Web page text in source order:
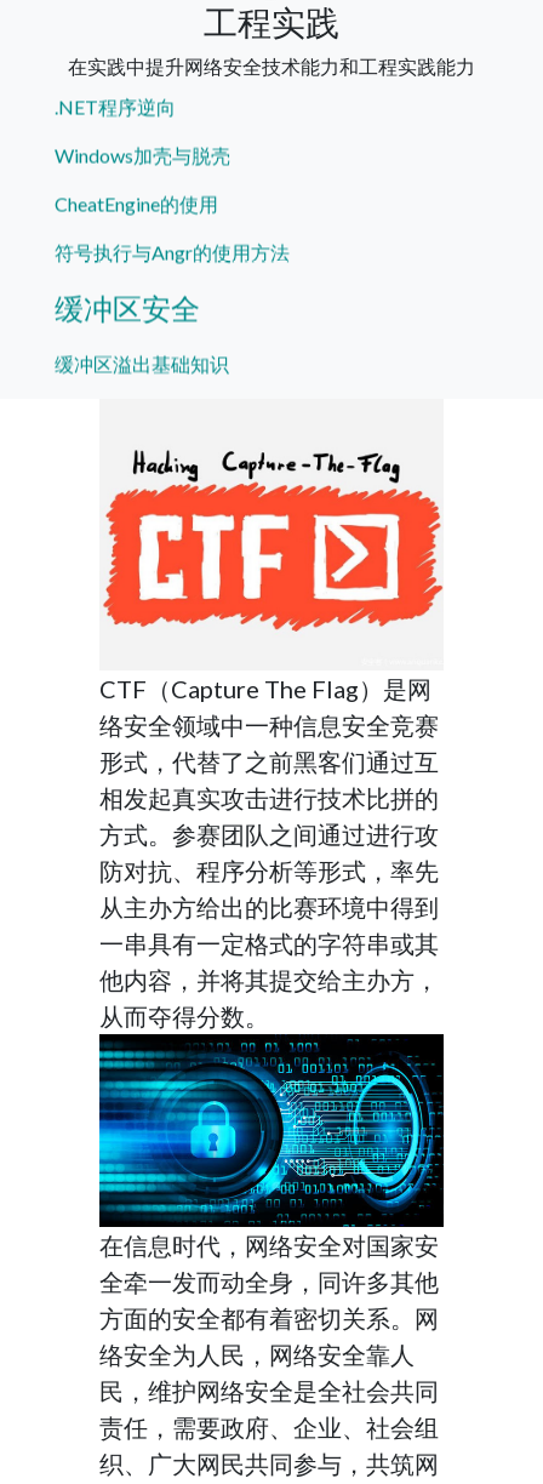
工程实践
在实践中提升网络安全技术能力和工程实践能力
.NET程序逆向
Windows加壳与脱壳
CheatEngine的使用
符号执行与Angr的使用方法
缓冲区安全
缓冲区溢出基础知识
格式化字符串漏洞利用
堆溢出攻击
其他实践
Android逆向
DNS攻击介绍
ARP欺骗技术
密码学基础
CTF（Capture The Flag）是网
络安全领域中一种信息安全竞赛
形式，代替了之前黑客们通过互
相发起真实攻击进行技术比拼的
方式。参赛团队之间通过进行攻
防对抗、程序分析等形式，率先
从主办方给出的比赛环境中得到
一串具有一定格式的字符串或其
他内容，并将其提交给主办方，
从而夺得分数。
在信息时代，网络安全对国家安
全牵一发而动全身，同许多其他
方面的安全都有着密切关系。网
络安全为人民，网络安全靠人
民，维护网络安全是全社会共同
责任，需要政府、企业、社会组
织、广大网民共同参与，共筑网